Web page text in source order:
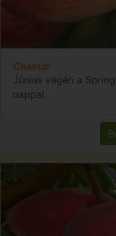
Chastar
Június végén a
nappal.